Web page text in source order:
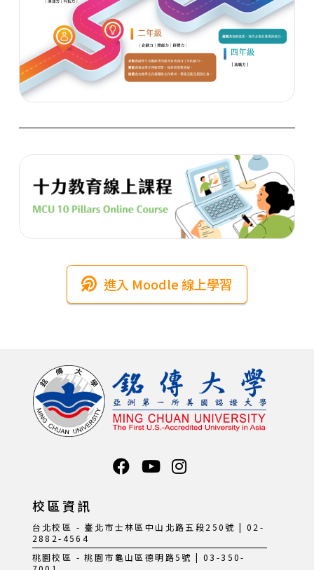
進入 Moodle 線上學習
校區資訊
台北校區 - 臺北市士林區中山北路五段250號 | 02-
2882-4564
桃園校區 - 桃園市龜山區德明路5號 | 03-350-